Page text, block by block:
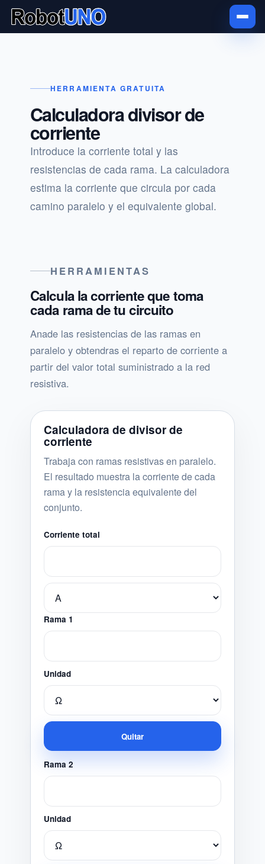
HERRAMIENTA GRATUITA
Calculadora divisor de
corriente
Introduce la corriente total y las
resistencias de cada rama. La calculadora
estima la corriente que circula por cada
camino paralelo y el equivalente global.
HERRAMIENTAS
Calcula la corriente que toma
cada rama de tu circuito
Anade las resistencias de las ramas en
paralelo y obtendras el reparto de corriente a
partir del valor total suministrado a la red
resistiva.
Calculadora de divisor de
corriente
Trabaja con ramas resistivas en paralelo.
El resultado muestra la corriente de cada
rama y la resistencia equivalente del
conjunto.
Corriente total
Rama 1
Unidad
Quitar
Rama 2
Unidad